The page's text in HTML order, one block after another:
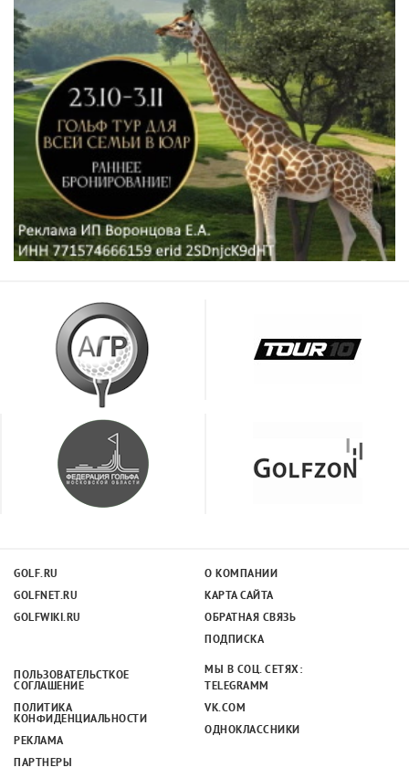
GOLF.RU
GOLFNET.RU
GOLFWIKI.RU
О КОМПАНИИ
КАРТА САЙТА
ОБРАТНАЯ СВЯЗЬ
ПОДПИСКА
ПОЛЬЗОВАТЕЛЬСТКОЕ
СОГЛАШЕНИЕ
ПОЛИТИКА
КОНФИДЕНЦИАЛЬНОСТИ
РЕКЛАМА
ПАРТНЕРЫ
МЫ В СОЦ. СЕТЯХ:
TELEGRAMM
VK.COM
ОДНОКЛАССНИКИ